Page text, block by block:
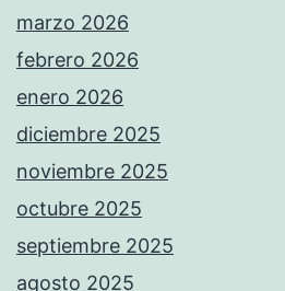
marzo 2026
febrero 2026
enero 2026
diciembre 2025
noviembre 2025
octubre 2025
septiembre 2025
agosto 2025